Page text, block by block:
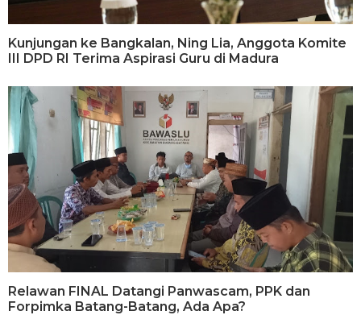
Kunjungan ke Bangkalan, Ning Lia, Anggota Komite
III DPD RI Terima Aspirasi Guru di Madura
Relawan FINAL Datangi Panwascam, PPK dan
Forpimka Batang-Batang, Ada Apa?